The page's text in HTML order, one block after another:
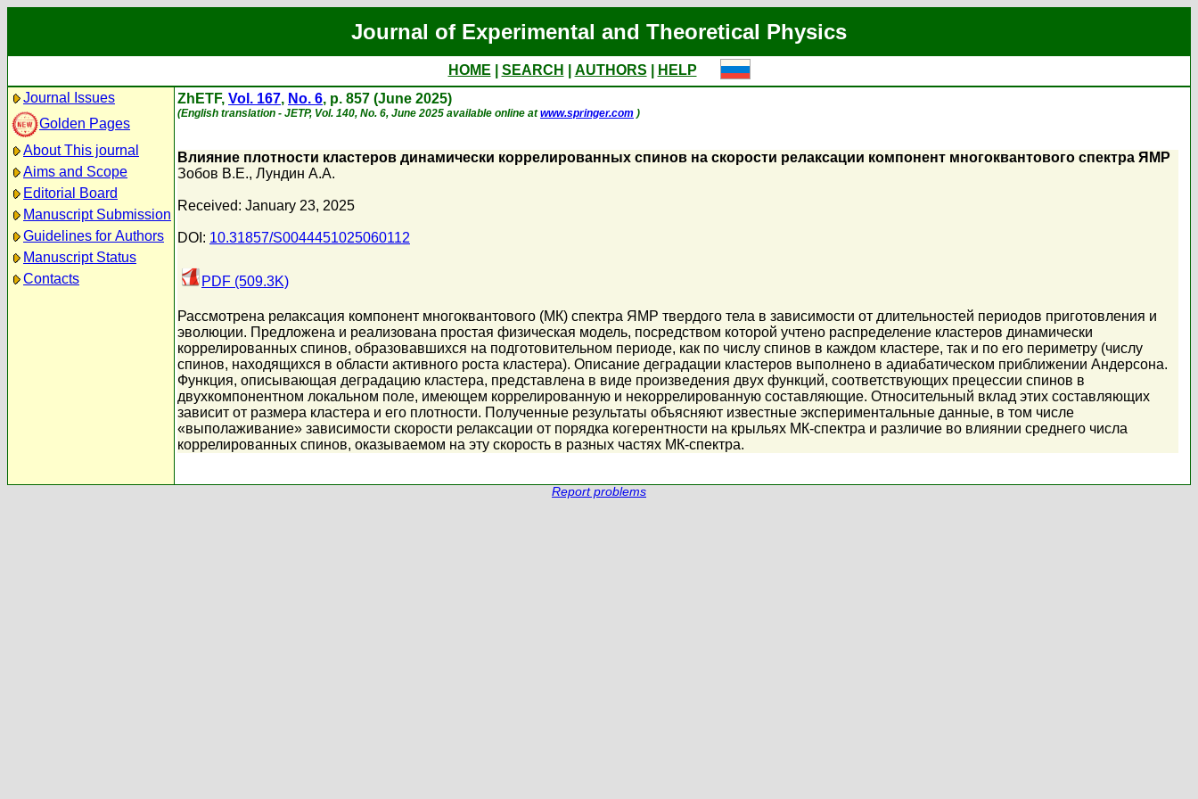
Journal of Experimental and Theoretical Physics
HOME SEARCH AUTHORS
HELP
Journal Issues
Golden Pages
About This journal
Aims and Scope
Editorial Board
Manuscript Submission
Guidelines for Authors
Manuscript Status
Contacts
ZhETF, Vol. 167, No. 6, p. 857 (June 2025)
(English translation - JETP, Vol. 140, No. 6, June 2025 available online atwww.springer.com )
Влияние плотности кластеров динамически коррелированных спинов на скорости релаксации компонент многоквантового спектра ЯМР
Зобов В.Е., Лундин А.А.
Received: January 23, 2025
DOI: 10.31857/S0044451025060112
PDF (509.3K)
Рассмотрена релаксация компонент многоквантового (МК) спектра ЯМР твердого тела в зависимости от длительностей периодов приготовления и
эволюции. Предложена и реализована простая физическая модель, посредством которой учтено распределение кластеров динамически
коррелированных спинов, образовавшихся на подготовительном периоде, как по числу спинов в каждом кластере, так и по его периметру (числу
спинов, находящихся в области активного роста кластера). Описание деградации кластеров выполнено в адиабатическом приближении Андерсона.
Функция, описывающая деградацию кластера, представлена в виде произведения двух функций, соответствующих прецессии спинов в
двухкомпонентном локальном поле, имеющем коррелированную и некоррелированную составляющие. Относительный вклад этих составляющих
зависит от размера кластера и его плотности. Полученные результаты объясняют известные экспериментальные данные, в том числе
«выполаживание» зависимости скорости релаксации от порядка когерентности на крыльях МК-спектра и различие во влиянии среднего числа
коррелированных спинов, оказываемом на эту скорость в разных частях МК-спектра.
Report problems